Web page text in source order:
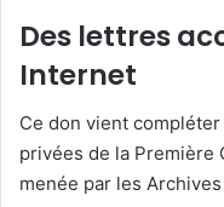
Des lettres
Internet
Ce don vient
privées de la Première
menée par les